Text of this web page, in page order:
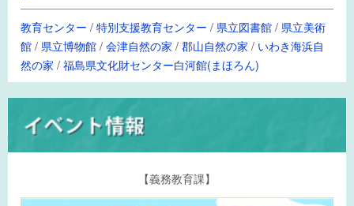
教育センター /特別支援教育センター / 県立図書館/ 県立美術
館/ 県立博物館/会津自然の家 /郡山自然の家 / いわき海浜自
然の家 /福島県文化財センター白河館(まほろん)
【義務教育課】